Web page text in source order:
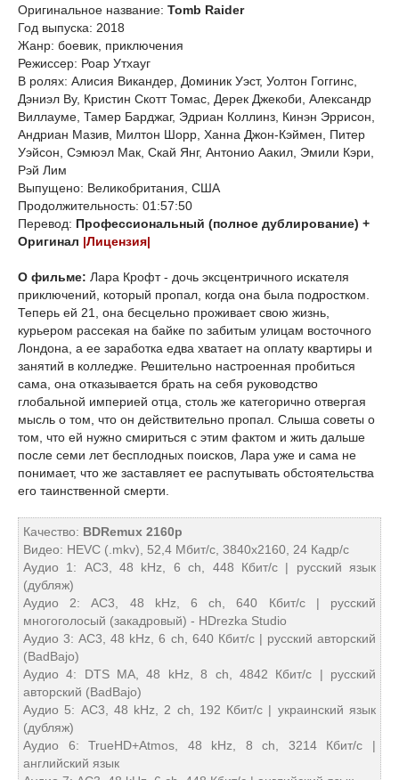
Оригинальное название: Tomb Raider
Год выпуска: 2018
Жанр: боевик, приключения
Режиссер: Роар Утхауг
В ролях: Алисия Викандер, Доминик Уэст, Уолтон Гоггинс,
Дэниэл Ву, Кристин Скотт Томас, Дерек Джекоби, Александр
Виллауме, Тамер Барджаг, Эдриан Коллинз, Кинэн Эррисон,
Андриан Мазив, Милтон Шорр, Ханна Джон-Кэймен, Питер
Уэйсон, Сэмюэл Мак, Скай Янг, Антонио Аакил, Эмили Кэри,
Рэй Лим
Выпущено: Великобритания, США
Продолжительность: 01:57:50
Перевод: Профессиональный (полное дублирование) +
Оригинал |Лицензия|
О фильме: Лара Крофт - дочь эксцентричного искателя
приключений, который пропал, когда она была подростком.
Теперь ей 21, она бесцельно проживает свою жизнь,
курьером рассекая на байке по забитым улицам восточного
Лондона, а ее заработка едва хватает на оплату квартиры и
занятий в колледже. Решительно настроенная пробиться
сама, она отказывается брать на себя руководство
глобальной империей отца, столь же категорично отвергая
мысль о том, что он действительно пропал. Слыша советы о
том, что ей нужно смириться с этим фактом и жить дальше
после семи лет бесплодных поисков, Лара уже и сама не
понимает, что же заставляет ее распутывать обстоятельства
его таинственной смерти.
Качество: BDRemux 2160p
Видео: HEVC (.mkv), 52,4 Мбит/с, 3840x2160, 24 Кадр/с
Аудио 1: AC3, 48 kHz, 6 ch, 448 Кбит/с | русский язык
(дубляж)
Аудио 2: AC3, 48 kHz, 6 ch, 640 Кбит/с | русский
многоголосый (закадровый) - HDrezka Studio
Аудио 3: AC3, 48 kHz, 6 ch, 640 Кбит/с | русский авторский
(BadBajo)
Аудио 4: DTS MA, 48 kHz, 8 ch, 4842 Кбит/с | русский
авторский (BadBajo)
Аудио 5: AC3, 48 kHz, 2 ch, 192 Кбит/с | украинский язык
(дубляж)
Аудио 6: TrueHD+Atmos, 48 kHz, 8 ch, 3214 Кбит/с |
английский язык